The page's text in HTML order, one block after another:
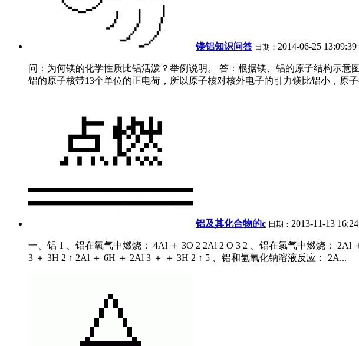
镁铝知识问答 日期： 2014-06-25 13:09:39
问：为何镁的化学性质比铝活泼？举例说明。 答：根据镁、铝的原子结构示
铝的原子核带13个单位的正电荷，所以原子核对核外电子的引力镁比铝小，原
铝及其化合物的c 日期： 2013-11-13
一、铝 1 、铝在氧气中燃烧： 4Al ＋ 3O 2 2Al 2 O 3 2 、铝在氯气中燃烧： 2Al
3 ＋ 3H 2 ↑ 2Al ＋ 6H ＋ 2Al 3 ＋ ＋ 3H 2 ↑ 5 、铝和氢氧化钠溶液反应： 2A...